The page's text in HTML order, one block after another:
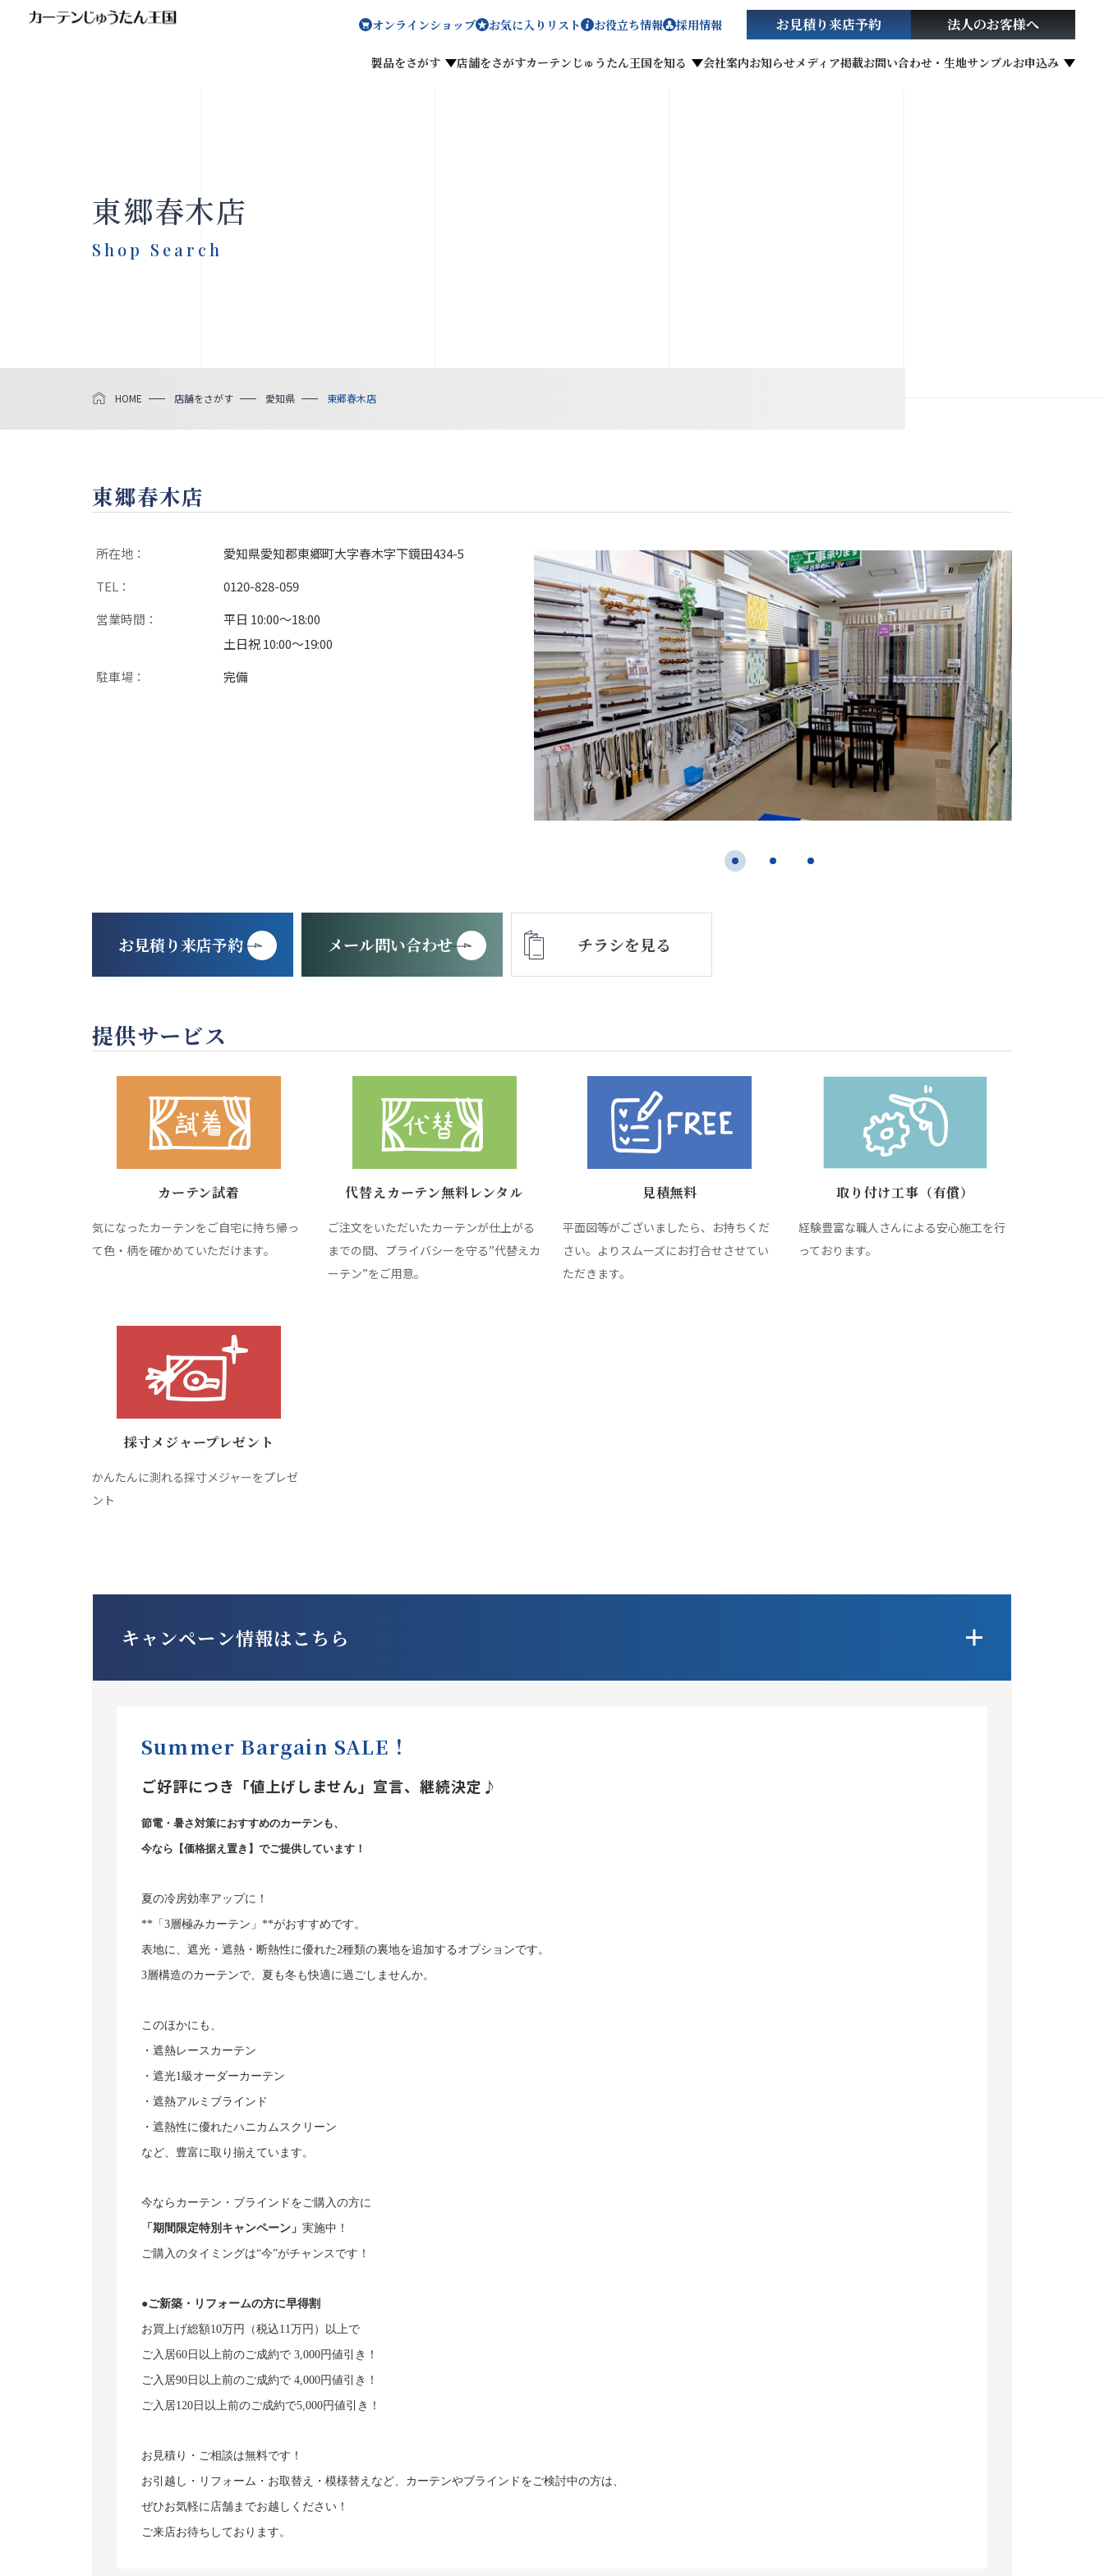
オンラインショップ お気に入りリスト お役立ち情報 採用情報
製品をさがす 店舗をさがすカーテンじゅうたん王国を知る 会社案内お知らせメディア掲載お問い合わせ・生地サンプルお申込み
お見積り来店予約 法人のお客様へ
東郷春木店
Shop Search
HOME 店舗をさがす 愛知県 東郷春木店
東郷春木店
所在地：
愛知県愛知郡東郷町大字春木字下鏡田434-5
TEL：
0120-828-059
営業時間：
平日 10:00〜18:00
土日祝 10:00〜19:00
駐車場：
完備
お見積り来店予約 メール問い合わせ チラシを見る
提供サービス
カーテン試着
気になったカーテンをご自宅に持ち帰っ
て色・柄を確かめていただけます。
代替えカーテン無料レンタル
ご注文をいただいたカーテンが仕上がる
までの間、プライバシーを守る”代替えカ
ーテン”をご用意。
見積無料
平面図等がございましたら、お持ちくだ
さい。よりスムーズにお打合せさせてい
ただきます。
取り付け工事（有償）
経験豊富な職人さんによる安心施工を行
っております。
採寸メジャープレゼント
かんたんに測れる採寸メジャーをプレゼ
ント
キャンペーン情報はこちら
Summer Bargain SALE！
ご好評につき「値上げしません」宣言、継続決定♪
節電・暑さ対策におすすめのカーテンも、
今なら【価格据え置き】でご提供しています！
夏の冷房効率アップに！
** 「3層極みカーテン」**がおすすめです。
表地に、遮光・遮熱・断熱性に優れた2種類の裏地を追加するオプションです。
3層構造のカーテンで、夏も冬も快適に過ごしませんか。
このほかにも、
・遮熱レースカーテン
・遮光1級オーダーカーテン
・遮熱アルミブラインド
・遮熱性に優れたハニカムスクリーン
など、豊富に取り揃えています。
今ならカーテン・ブラインドをご購入の方に
「期間限定特別キャンペーン」 実施中！
ご購入のタイミングは“今”がチャンスです！
●ご新築・リフォームの方に早得割
お買上げ総額10万円（税込11万円）以上で
ご入居60日以上前のご成約で 3,000円値引き！
ご入居90日以上前のご成約で 4,000円値引き！
ご入居120日以上前のご成約で5,000円値引き！
お見積り・ご相談は無料です！
お引越し・リフォーム・お取替え・模様替えなど、カーテンやブラインドをご検討中の方は、
ぜひお気軽に店舗までお越しください！
ご来店お待ちしております。